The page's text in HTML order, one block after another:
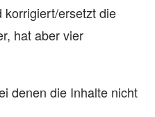
korrigiert/ersetzt die
hat aber vier
denen die Inhalte nicht